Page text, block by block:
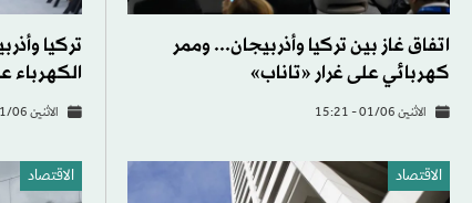
اتفاق غاز بين تركيا وأذربيجان... وممر
كهربائي على غرار «تاناب»
الاثنين 01/06 - 15:21
تركيا
الكهرباء
الاثنين 01/06 - 12:00
الاقتصاد الاقتصاد